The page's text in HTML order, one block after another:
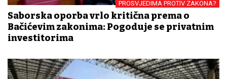
PROSVJEDIMA PROTIV ZAKONA?
Saborska oporba vrlo kritična prema o
Bačićevim zakonima: Pogoduje se privatnim
investitorima